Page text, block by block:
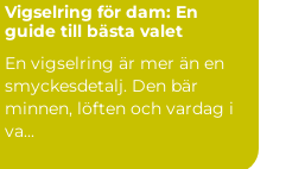
Vigselring för dam: En
guide till bästa valet
En vigselring är mer än en
smyckesdetalj. Den bär
minnen, löften och vardag i
va...